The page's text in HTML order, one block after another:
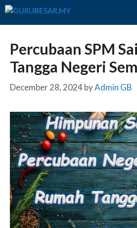
Skip
Percubaan SPM
Tangga Negeri
December 28, 2024byAdmin GB